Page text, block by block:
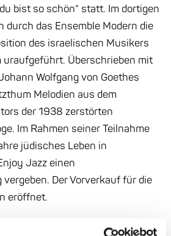
bist so schön“ statt. Im dortigen
durch das Ensemble Modern die
des israelischen Musikers
uraufgeführt. Überschrieben mit
Wolfgang von Goethes
Melodien aus dem
der 1938 zerstörten
Im Rahmen seiner Teilnahme
jüdisches Leben in
Jazz einen
Der Vorverkauf für die
eröffnet.